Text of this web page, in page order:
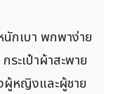
กเบา พกพาง่าย
ระเป๋าผ้าสะพาย
ผู้หญิงและผู้ชาย